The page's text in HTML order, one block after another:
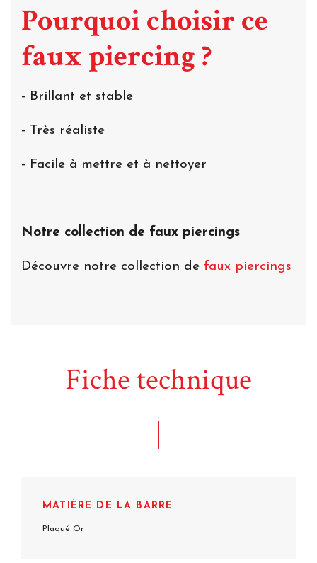
Pourquoi choisir ce
faux piercing ?
- Brillant et stable
- Très réaliste
- Facile à mettre et à nettoyer
Notre collection de faux piercings
Découvre notre collection de faux piercings
Fiche technique
MATIÈRE DE LA BARRE
Plaqué Or